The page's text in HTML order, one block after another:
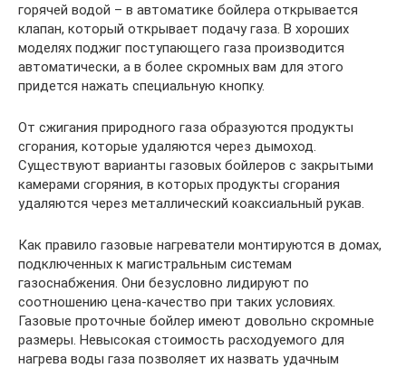
горячей водой – в автоматике бойлера открывается
клапан, который открывает подачу газа. В хороших
моделях поджиг поступающего газа производится
автоматически, а в более скромных вам для этого
придется нажать специальную кнопку.
От сжигания природного газа образуются продукты
сгорания, которые удаляются через дымоход.
Существуют варианты газовых бойлеров с закрытыми
камерами сгоряния, в которых продукты сгорания
удаляются через металлический коаксиальный рукав.
Как правило газовые нагреватели монтируются в домах,
подключенных к магистральным системам
газоснабжения. Они безусловно лидируют по
соотношению цена-качество при таких условиях.
Газовые проточные бойлер имеют довольно скромные
размеры. Невысокая стоимость расходуемого для
нагрева воды газа позволяет их назвать удачным